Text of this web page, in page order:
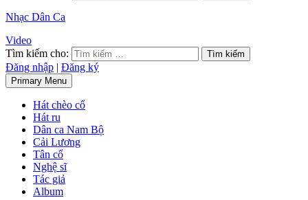
Nhạc Dân Ca
Video
Tìm kiếm cho:
Đăng nhập | Đăng ký
Primary Menu
Hát chèo cổ
Hát ru
Dân ca Nam Bộ
Cải Lương
Tân cổ
Nghệ sĩ
Tác giả
Album